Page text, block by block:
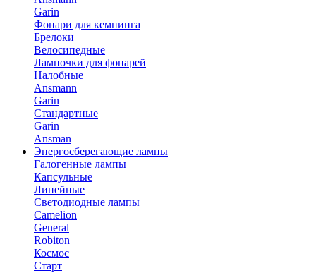
Garin
Фонари для кемпинга
Брелоки
Велосипедные
Лампочки для фонарей
Налобные
Ansmann
Garin
Стандартные
Garin
Ansman
Энергосберегающие лампы
Галогенные лампы
Капсульные
Линейные
Светодиодные лампы
Camelion
General
Robiton
Космос
Старт